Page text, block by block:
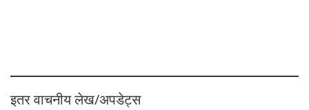
इतर वाचनीय लेख/अपडेट्स